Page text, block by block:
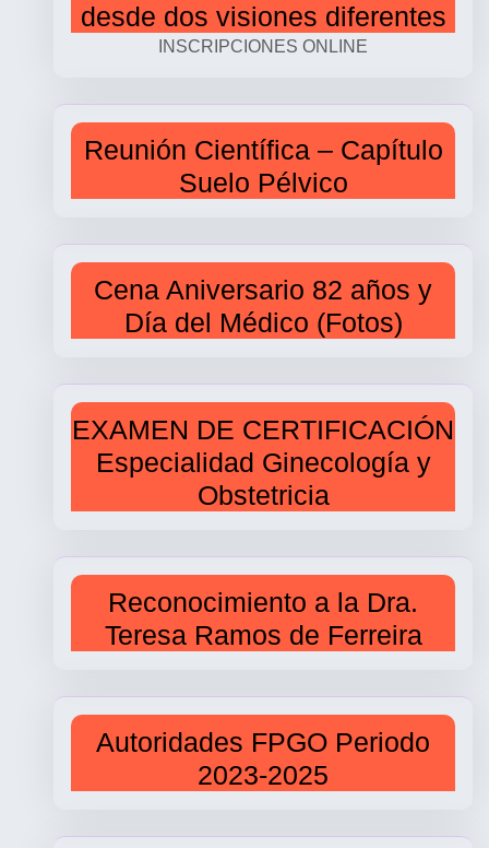
desde dos visiones diferentes
INSCRIPCIONES ONLINE
Reunión Científica – Capítulo
Suelo Pélvico
Cena Aniversario 82 años y
Día del Médico (Fotos)
EXAMEN DE CERTIFICACIÓN
Especialidad Ginecología y
Obstetricia
Reconocimiento a la Dra.
Teresa Ramos de Ferreira
Autoridades FPGO Periodo
2023-2025